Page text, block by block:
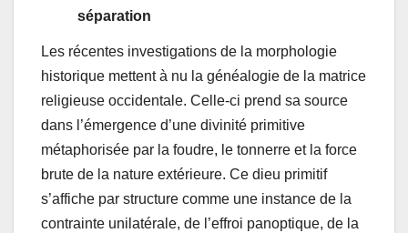
séparation
Les récentes investigations de la morphologie
historique mettent à nu la généalogie de la matrice
religieuse occidentale. Celle-ci prend sa source
dans l’émergence d’une divinité primitive
métaphorisée par la foudre, le tonnerre et la force
brute de la nature extérieure. Ce dieu primitif
s’affiche par structure comme une instance de la
contrainte unilatérale, de l’effroi panoptique, de la